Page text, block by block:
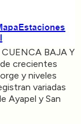
BAJA Y
crecientes
y niveles
variadas
Ayapel y San